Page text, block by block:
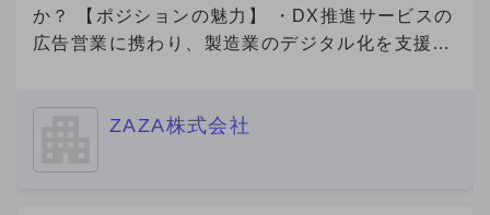
か？ 【ポジションの魅力】 ・DX推進サービスの
広告営業に携わり、製造業のデジタル化を支援す
迎するフラットな文化があります！ ・成果が報
ZAZA株式会社